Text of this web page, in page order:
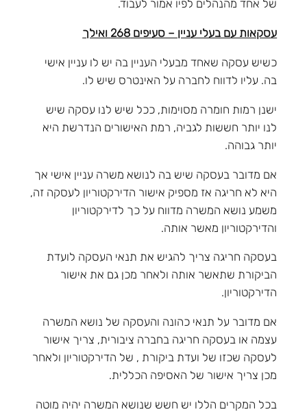
של אחד מהנהלים לפיו אמור לעבוד.
עסקאות עם בעלי עניין – סעיפים 268 ואילך
כשיש עסקה שאחד מבעלי העניין בה יש לו עניין אישי
בה. עליו לדווח לחברה על האינטרס שיש לו.
ישנן רמות חומרה מסוימות, ככל שיש לנו עסקה שיש
לנו יותר חששות לגביה, רמת האישורים הנדרשת היא
יותר גבוהה.
אם מדובר בעסקה שיש בה לנושא משרה עניין אישי אך
היא לא חריגה אז מספיק אישור הדירקטוריון לעסקה זה,
משמע נושא המשרה מדווח על כך לדירקטוריון
והדירקטוריון מאשר אותה.
בעסקה חריגה צריך להגיש את תנאי העסקה לועדת
הביקורת שתאשר אותה ולאחר מכן גם את אישור
הדירקטוריון.
אם מדובר על תנאי כהונה והעסקה של נושא המשרה
עצמה או בעסקה חריגה בחברה ציבורית, צריך אישור
לעסקה שכזו של ועדת ביקורת , של הדירקטוריון ולאחר
מכן צריך אישור של האסיפה הכללית.
בכל המקרים הללו יש חשש שנושא המשרה יהיה מוטה